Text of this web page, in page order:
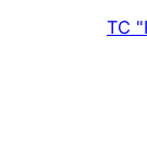
TC